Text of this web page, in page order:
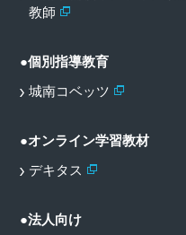
教師
●個別指導教育
城南コベッツ
●オンライン学習教材
デキタス
●法人向け